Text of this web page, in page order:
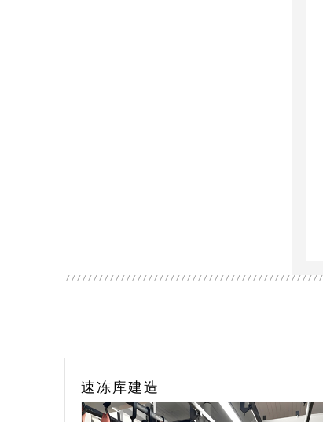
食品冷冻库安装